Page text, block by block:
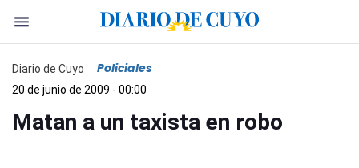
Diario de Cuyo Policiales
20 de junio de 2009 - 00:00
Matan a un taxista en robo